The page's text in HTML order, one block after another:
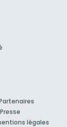
Presse
légales